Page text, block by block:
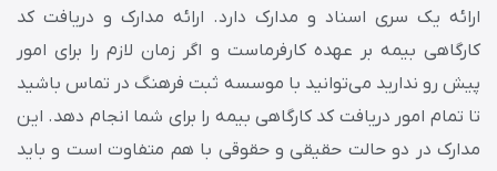
ارائه یک سری اسناد و مدارک دارد. ارائه مدارک و دریافت کد
کارگاهی بیمه بر عهده کارفرماست و اگر زمان لازم را برای امور
پیش رو ندارید می‌توانید با موسسه ثبت فرهنگ در تماس باشید
تا تمام امور دریافت کد کارگاهی بیمه را برای شما انجام دهد. این
مدارک در دو حالت حقیقی و حقوقی با هم متفاوت است و باید